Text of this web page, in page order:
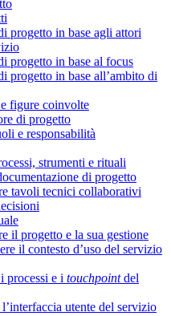
progetto in base agli attori
progetto in base al focus
progetto in base all’ambito di
figure coinvolte
di progetto
e responsabilità
strumenti e rituali
di progetto
tavoli tecnici collaborativi
il progetto e la sua gestione
il contesto d’uso del servizio
processi e i touchpointdel
utente del servizio